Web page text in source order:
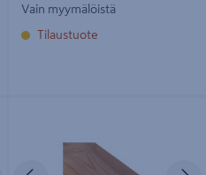
Vain myymälöistä
Tilaustuote
Seuraava